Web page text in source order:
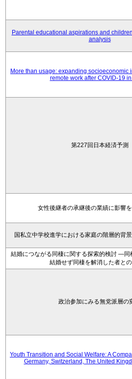
Parental educational aspirations and
analysis
More than usage: expanding socioeconomic
remote work after COVID-19
第227回日本経済予測
女性後継者の承継後の業績に影響
国私立中学校進学における家庭の階層的背
結婚につながる同棲に関する探索的検討 ―同
結婚せず同棲を解消した者と
政治参加にみる無党派層の
Youth Transition and Social Welfare: A
Germany, Switzerland, The United